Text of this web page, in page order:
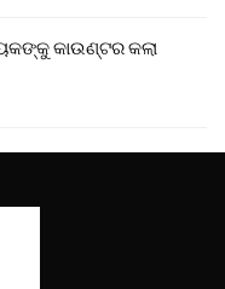
କାଉଣ୍ଟର କଲା